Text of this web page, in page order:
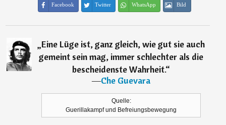
Facebook Twitter WhatsApp Bild
„Eine Lüge ist, ganz gleich, wie gut sie auch
gemeint sein mag, immer schlechter als die
bescheidenste Wahrheit.“
―Che Guevara
Quelle:
Guerillakampf und Befreiungsbewegung